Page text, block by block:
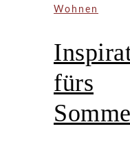
Wohnen
fürs